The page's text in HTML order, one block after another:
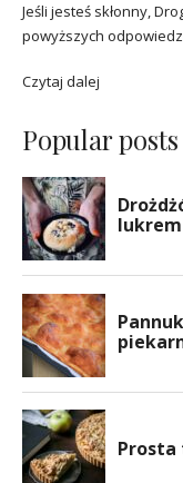
Jeśli jesteś skłonny,
powyższych
Czytaj dalej
Popular posts